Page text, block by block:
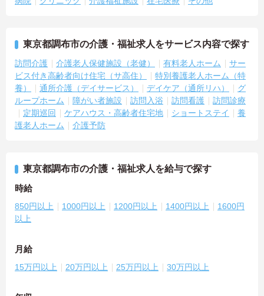
東京都調布市の介護・福祉求人をサービス内容で探す
訪問介護 介護老人保健施設（老健） 有料老人ホーム
サー
ビス付き高齢者向け住宅（サ高住）
特別養護老人ホーム（特
養）
通所介護（デイサービス） デイケア（通所リハ）
グ
ループホーム
障がい者施設 訪問入浴 訪問看護
訪問診療
定期巡回
ケアハウス・高齢者住宅地 ショートステイ
養
護老人ホーム
介護予防
東京都調布市の介護・福祉求人を給与で探す
時給
850円以上 1000円以上 1200円以上 1400円以上
1600円
以上
月給
15万円以上 20万円以上 25万円以上 30万円以上